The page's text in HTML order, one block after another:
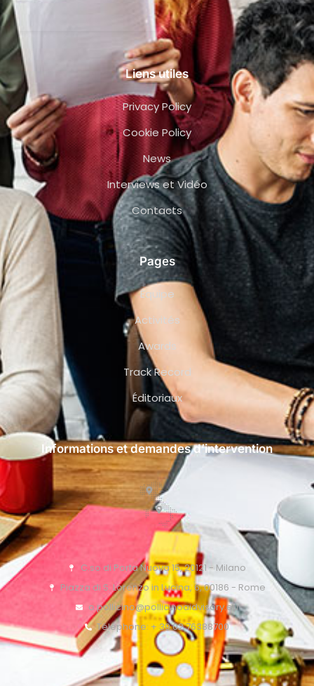
Liens utiles
Privacy Policy
Cookie Policy
News
Interviews et Vidéo
Contacts
Pages
Équipe
Activités
Awards
Track Record
Éditoriaux
Informations et demandes d’intervention
C.so di Porta Nuova 15, 20121 - Milano
Piazza di S. Lorenzo in Lucina, 6, 00186 - Rome
o.pollicino@pollicinoaidvisory.eu
Téléphone: + 39 02 76388700